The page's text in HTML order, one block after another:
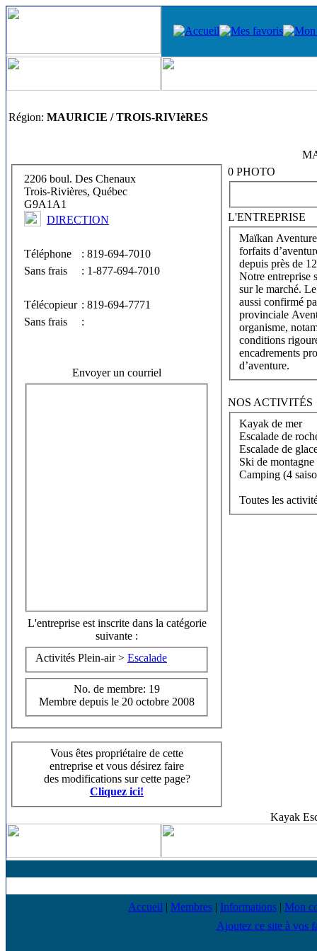
Région: MAURICIE / TROIS-RIVIèRES
2206 boul. Des Chenaux
Trois-Rivières, Québec
G9A1A1
DIRECTION
Téléphone
: 819-694-7010
Sans frais
: 1-877-694-7010
Télécopieur
: 819-694-7771
Sans frais
:
Envoyer un courriel
L'entreprise est inscrite dans la catégorie
suivante :
Activités Plein-air > Escalade
No. de membre: 19
Membre depuis le 20 octobre 2008
Vous êtes propriétaire de cette
entreprise et vous désirez faire
des modifications sur cette page?
Cliquez ici!
0 PHOTO
L'ENTREPRISE
Maïkan
forfaits
depuis près de
Notre entreprise
sur le marché.
aussi confirmé
provinciale
organisme,
conditions
encadrements
d’aventure.
NOS ACTIVITÉS
Kayak de mer
Escalade de
Escalade de
Ski de
Camping (4
Toutes les
Kayak
Accueil | Membres | Informations | Mon
Ajoutez ce site à vos